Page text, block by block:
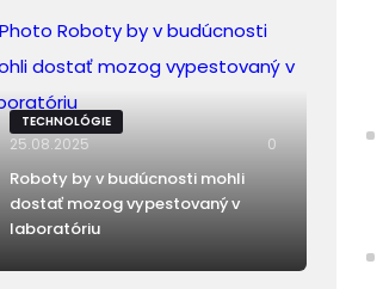
TECHNOLÓGIE
25.08.2025 0
Roboty by v budúcnosti mohli
dostať mozog vypestovaný v
laboratóriu